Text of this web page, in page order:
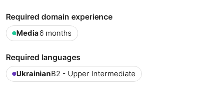
Required domain experience
Media6 months
Required languages
UkrainianB2 - Upper Intermediate